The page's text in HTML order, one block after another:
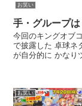
お笑い
手・グループ
今回のキングオブ
で披露した 卓球ネ
が自分的に かなり
お笑い